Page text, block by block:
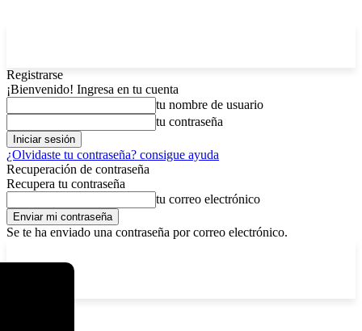
Registrarse
¡Bienvenido! Ingresa en tu cuenta
tu nombre de usuario
tu contraseña
¿Olvidaste tu contraseña? consigue ayuda
Recuperación de contraseña
Recupera tu contraseña
tu correo electrónico
Se te ha enviado una contraseña por correo electrónico.